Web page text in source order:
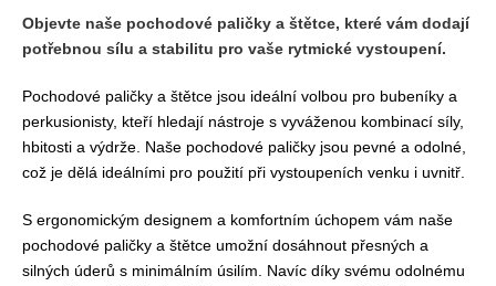
Objevte naše pochodové paličky a štětce, které vám dodají
potřebnou sílu a stabilitu pro vaše rytmické vystoupení.
Pochodové paličky a štětce jsou ideální volbou pro bubeníky a
perkusionisty, kteří hledají nástroje s vyváženou kombinací síly,
hbitosti a výdrže. Naše pochodové paličky jsou pevné a odolné,
což je dělá ideálními pro použití při vystoupeních venku i uvnitř.
S ergonomickým designem a komfortním úchopem vám naše
pochodové paličky a štětce umožní dosáhnout přesných a
silných úderů s minimálním úsilím. Navíc díky svému odolnému